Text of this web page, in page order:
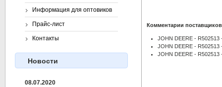
Комментарии
JOHN DEERE - R502513
JOHN DEERE - R502513
JOHN DEERE -
Информация для оптовиков
Прайс-лист
Контакты
Новости
08.07.2020